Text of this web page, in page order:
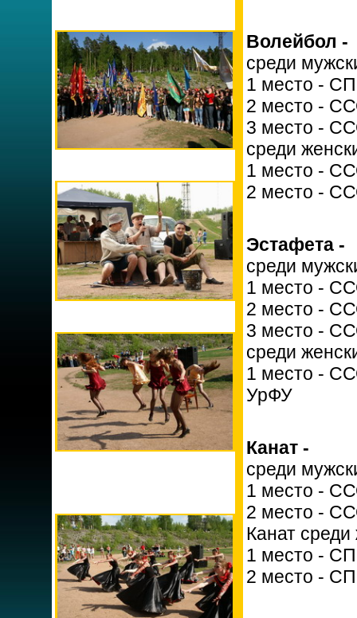
Волейбол -
среди
1 место -
2 место -
3 место -
среди
1 место -
2 место -
Эстафета -
среди
1 место -
2 место -
3 место -
среди
1 место -
УрФУ
Канат -
среди
1 место -
2 место -
Канат среди
1 место -
2 место -